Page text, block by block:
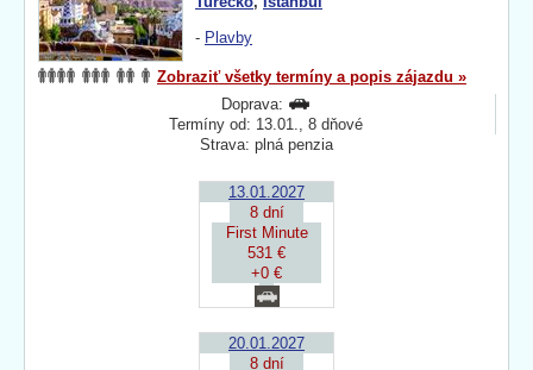
- Plavby
Zobraziť všetky termíny a popis zájazdu »
Doprava:
Termíny od: 13.01., 8 dňové
Strava: plná penzia
13.01.2027
8 dní
First Minute
531 €
+0 €
20.01.2027
8 dní